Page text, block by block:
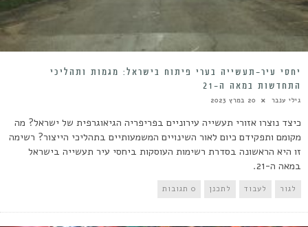
יחסי עיר-תעשייה בערי פיתוח בישראל: מגמות ותהליכי
התחדשות במאה ה-21
גילי ענבר 20 במרץ 2023
כיצד נוצרו אזורי תעשייה עירוניים בפריפריה הגיאוגרפית של ישראל? מה
מקומם ותפקידם כיום לאור השינויים המשמעותיים בתהליכי הייצור? רשימה
זו היא הראשונה בסדרת רשימות העוסקות ביחסי עיר תעשייה בישראל
במאה ה-21.
לגור לעבוד לתכנן 0 תגובות